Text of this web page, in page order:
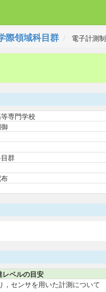
際領域科目群 電子計測
専門学校
群
ベルの目安
センサを用いた計測について